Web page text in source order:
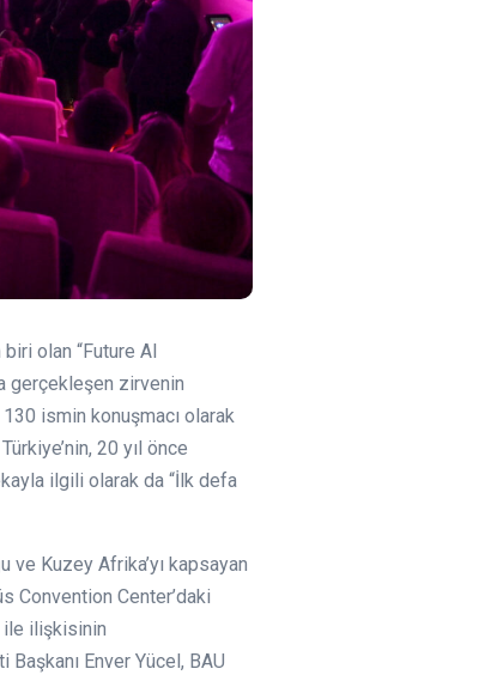
olan “Future AI
gerçekleşen zirvenin
ismin konuşmacı olarak
20 yıl önce
ilgili olarak da “İlk defa
Kuzey Afrika’yı kapsayan
Convention Center’daki
ile ilişkisinin
Enver Yücel, BAU